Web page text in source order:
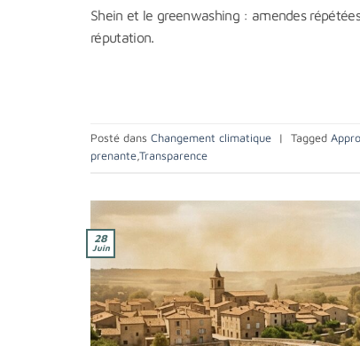
Shein et le greenwashing : amendes
réputation.
Posté dans Changement climatique | Tagged
prenante,Transparence
28
Juin